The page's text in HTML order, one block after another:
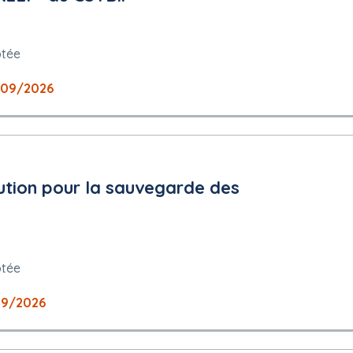
sont précisées dans les documents de la consultation
sur la durée totale de l'accord cadre (hors Tva) : 320 000 000
du marché en euro Ht sur les 3 derniers exercices
2026
pour la sauvegarde des
2026